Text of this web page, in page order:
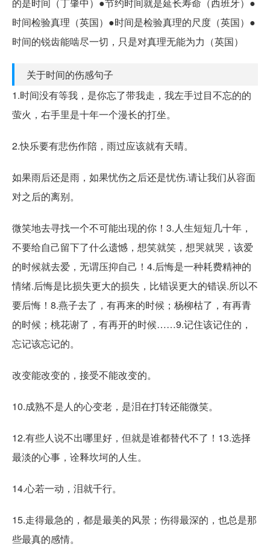
时间检验真理（英国）●时间是检验真理的尺度（英国）●
时间的锐齿能啮尽一切，只是对真理无能为力（英国）
关于时间的伤感句子
1.时间没有等我，是你忘了带我走，我左手过目不忘的的
萤火，右手里是十年一个漫长的打坐。
2.快乐要有悲伤作陪，雨过应该就有天晴。
如果雨后还是雨，如果忧伤之后还是忧伤.请让我们从容面
对之后的离别。
微笑地去寻找一个不可能出现的你！3.人生短短几十年，
不要给自己留下了什么遗憾，想笑就笑，想哭就哭，该爱
的时候就去爱，无谓压抑自己！4.后悔是一种耗费精神的
情绪.后悔是比损失更大的损失，比错误更大的错误.所以不
要后悔！8.燕子去了，有再来的时候；杨柳枯了，有再青
的时候；桃花谢了，有再开的时候……9.记住该记住的，
忘记该忘记的。
改变能改变的，接受不能改变的。
10.成熟不是人的心变老，是泪在打转还能微笑。
12.有些人说不出哪里好，但就是谁都替代不了！13.选择
最淡的心事，诠释坎坷的人生。
14.心若一动，泪就千行。
15.走得最急的，都是最美的风景；伤得最深的，也总是那
些最真的感情。